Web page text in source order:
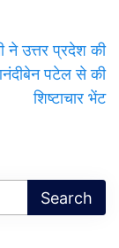
ने उत्तर प्रदेश की
पटेल से की
शिष्टाचार भेंट